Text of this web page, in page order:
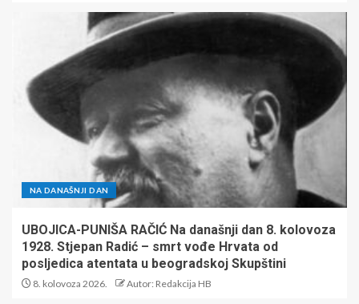
NA DANAŠNJI DAN
UBOJICA-PUNIŠA RAČIĆ Na današnji dan 8. kolovoza
1928. Stjepan Radić – smrt vođe Hrvata od
posljedica atentata u beogradskoj Skupštini
8. kolovoza 2026. Autor: Redakcija HB